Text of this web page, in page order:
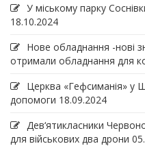
У міському парку
18.10.2024
Нове обладнання -нові
отримали обладнання для
Церква «Гефсиманія» у
допомоги 18.09.2024
Дев‘ятикласники
для військових два дрони